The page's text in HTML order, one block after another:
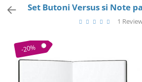
Coliere
Tiare
Destinatari
Set Butoni Versus si Note
1
-20%